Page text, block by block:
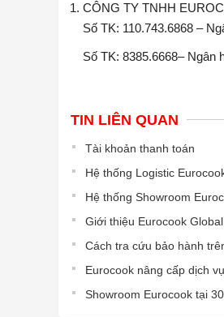
CÔNG TY TNHH
Số TK: 110.743.6868 –
Số TK: 8385.6668– Ngân
TIN LIÊN QUAN
Tài khoản thanh toán
Hệ thống Logistic
Hệ thống Showroom
Giới thiệu Eurocook Global
Cách tra cứu bảo hành
Eurocook nâng cấp dịch
Showroom Eurocook tại